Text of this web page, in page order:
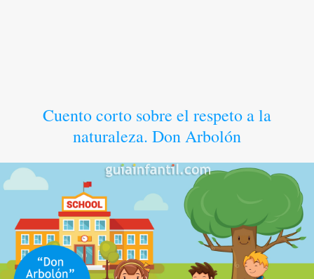
Cuento corto sobre el respeto a la
naturaleza. Don Arbolón